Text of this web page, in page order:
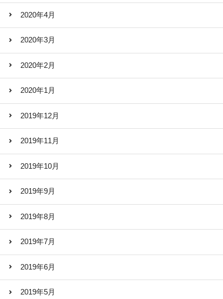
2020年4月
2020年3月
2020年2月
2020年1月
2019年12月
2019年11月
2019年10月
2019年9月
2019年8月
2019年7月
2019年6月
2019年5月